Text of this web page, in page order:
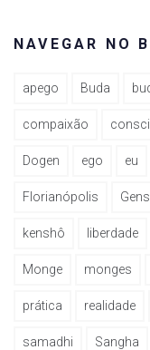
NAVEGAR NO
apego Buda
compaixão
Dogen ego eu
Florianópolis
kenshô liberdade
Monge monges
prática realidade
samadhi Sangha